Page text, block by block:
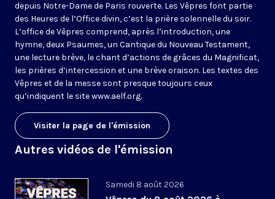
depuis Notre-Dame de Paris rouverte. Les Vêpres font partie
des Heures de l’Office divin, c’est la prière solennelle du soir.
L’office de Vêpres comprend, après l’introduction, une
hymne, deux Psaumes, un Cantique du Nouveau Testament,
une lecture brève, le chant d’actions de grâces du Magnificat,
les prières d’intercession et une brève oraison. Les textes des
Vêpres et de la messe sont presque toujours ceux
qu’indiquent le sitewww.aelf.org.
Visiter la page de l'émission
Autres vidéos de l'émission
Samedi 8 août 2026